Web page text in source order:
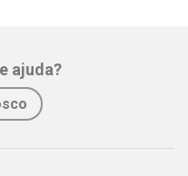
ajuda?
Twitter